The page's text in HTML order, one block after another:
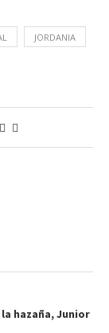
JORDANIA
hazaña, Junior